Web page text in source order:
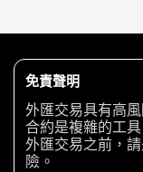
免責聲明
外匯交易具有高
合約是複雜的工
外匯交易之前，
險。